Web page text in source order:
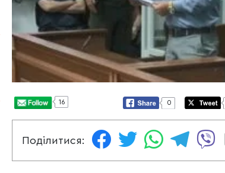
16 0
Поділитися: